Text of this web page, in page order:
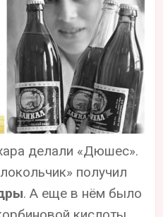
делали «Дюшес».
получил
. А еще в нём было